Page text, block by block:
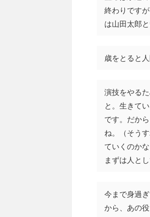
終わりです
は山田太郎
歳をとると
演技をやる
と。生きて
です。だか
ね。（そう
ていくのか
まずは人と
今まで身過
から、あの